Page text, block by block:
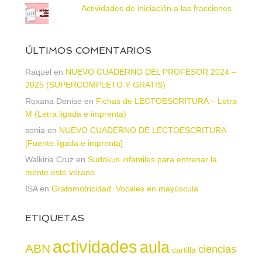
Actividades de iniciación a las fracciones
ÚLTIMOS COMENTARIOS
Raquel en NUEVO CUADERNO DEL PROFESOR 2024 –
2025 (SUPERCOMPLETO Y GRATIS)
Roxana Denise en Fichas de LECTOESCRITURA – Letra
M (Letra ligada e imprenta)
sonia en NUEVO CUADERNO DE LECTOESCRITURA
[Fuente ligada e imprenta]
Walkiria Cruz en Sudokus infantiles para entrenar la
mente este verano
ISAen Grafomotricidad. Vocales en mayúscula
ETIQUETAS
ABN actividadesaula cartilla ciencias